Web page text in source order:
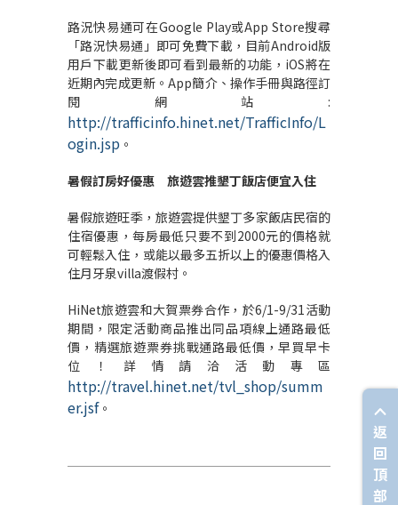
路況快易通可在Google Play或App Store搜尋
「路況快易通」即可免費下載，目前Android版
用戶下載更新後即可看到最新的功能，iOS將在
近期內完成更新。App簡介、操作手冊與路徑訂
閱網站:
http://trafficinfo.hinet.net/TrafficInfo/L
ogin.jsp 。
暑假訂房好優惠 旅遊雲推墾丁飯店便宜入住
暑假旅遊旺季，旅遊雲提供墾丁多家飯店民宿的
住宿優惠，每房最低只要不到2000元的價格就
可輕鬆入住，或能以最多五折以上的優惠價格入
住月牙泉villa渡假村。
HiNet旅遊雲和大賀票券合作，於6/1-9/31活動
期間，限定活動商品推出同品項線上通路最低
價，精選旅遊票券挑戰通路最低價，早買早卡
位！詳情請洽活動專區
http://travel.hinet.net/tvl_shop/summ
er.jsf。
返
回
頂
部